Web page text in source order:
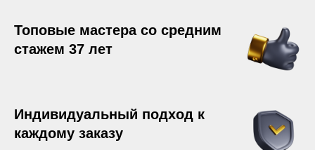
Топовые мастера со средним
стажем 37 лет
Индивидуальный подход к
каждому заказу